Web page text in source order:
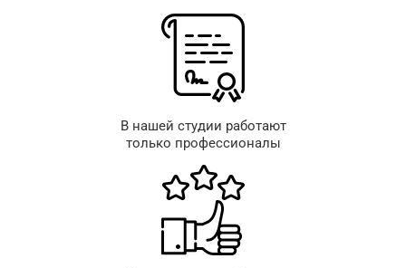
В нашей студии работают
только профессионалы